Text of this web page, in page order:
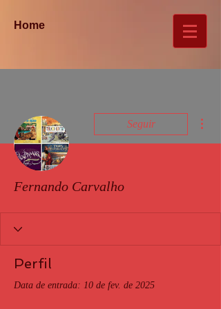
Home
Seguir
Fernando Carvalho
Perfil
Data de entrada: 10 de fev. de 2025